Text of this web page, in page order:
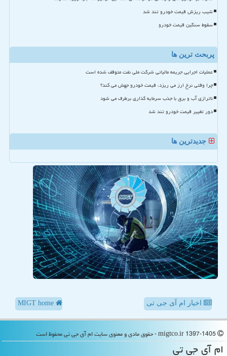
شیب ریزش قیمت خودرو تند شد
سقوط سنگین قیمت خودرو
پربحث ترین ها
عملیات اجرایی جریمه مالیاتی شرکت ملی نفت متوقف شده است
چرا وقتی نرخ ارز می ریزد، قیمت خودرو جهش می کند؟
ناترازی آب و برق با جذب سرمایه گذاری برطرف می شود
دور تغییر قیمت خودرو تند شد
جدیدترین ها
اخبار ام آی جی تی
ام آی جی تی